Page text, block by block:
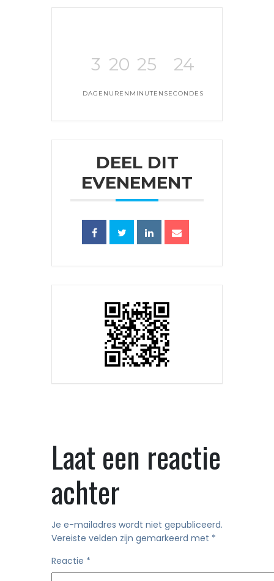
3
DAGEN
20
UREN
25
MINUTEN
24
SECONDES
DEEL DIT
EVENEMENT
Laat een reactie
achter
Je e-mailadres wordt niet gepubliceerd.
Vereiste velden zijn gemarkeerd met *
Reactie *